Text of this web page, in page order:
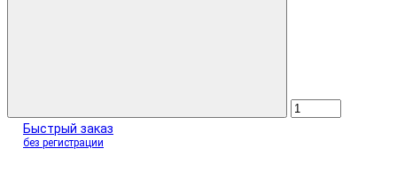
Быстрый заказ
без регистрации